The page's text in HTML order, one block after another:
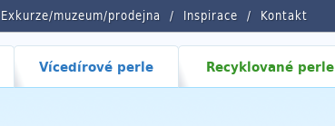
Exkurze/muzeum/prodejna Inspirace Kontakt
Vícedírové perle Recyklované perle